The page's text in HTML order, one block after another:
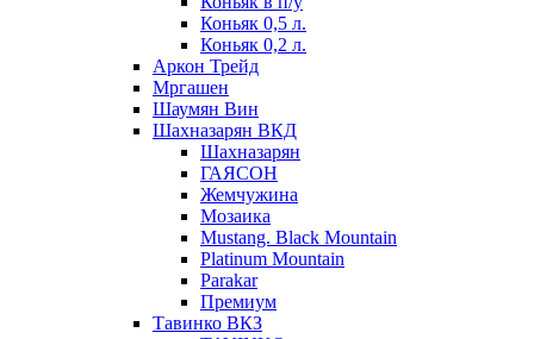
Коньяк 0,5 л.
Коньяк 0,2 л.
Аркон Трейд
Мргашен
Шаумян Вин
Шахназарян ВКД
Шахназарян
ГАЯСОН
Жемчужина
Мозаика
Mustang. Black Mountain
Platinum Mountain
Parakar
Премиум
Тавинко ВКЗ